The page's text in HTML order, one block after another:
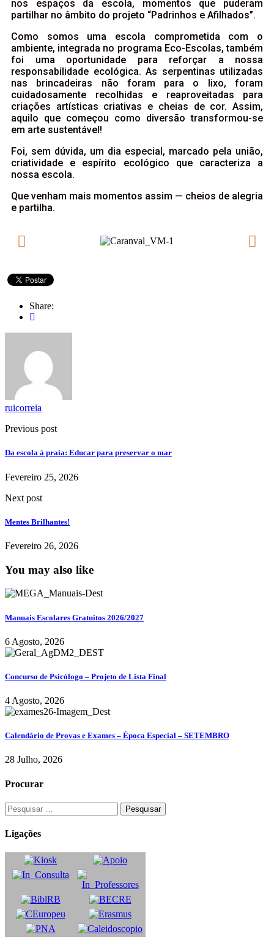
nos espaços da escola, momentos que puderam
partilhar no âmbito do projeto “Padrinhos e Afilhados”.
Como somos uma escola comprometida com o
ambiente, integrada no programa Eco-Escolas, também
foi uma oportunidade para reforçar a nossa
responsabilidade ecológica. As serpentinas utilizadas
nas brincadeiras não foram para o lixo, foram
cuidadosamente recolhidas e reaproveitadas para
criações artísticas criativas e cheias de cor. Assim,
aquilo que começou como diversão transformou-se
em arte sustentável!
Foi, sem dúvida, um dia especial, marcado pela união,
criatividade e espírito ecológico que caracteriza a
nossa escola.
Que venham mais momentos assim — cheios de alegria
e partilha.
Share:
ruicorreia
Previous post
Da escola à praia: Educar para preservar o mar
Fevereiro 25, 2026
Next post
Mentes Brilhantes!
Fevereiro 26, 2026
You may also like
Manuais Escolares Gratuitos 2026/2027
6 Agosto, 2026
Concurso de Psicólogo – Projeto de Lista Final
4 Agosto, 2026
Calendário de Provas e Exames – Época Especial – SETEMBRO
28 Julho, 2026
Procurar
Ligações